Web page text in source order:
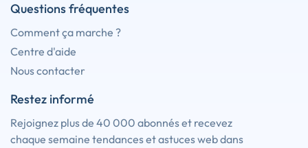
Questions fréquentes
Comment ça marche ?
Centre d'aide
Nous contacter
Restez informé
Rejoignez plus de 40 000 abonnés et recevez
chaque semaine tendances et astuces web dans